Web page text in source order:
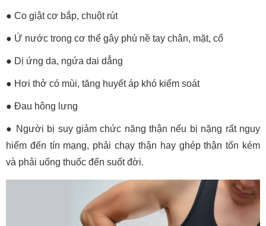
● Co giật cơ bắp, chuột rút
● Ứ nước trong cơ thể gây phù nề tay chân, mặt, cổ
● Dị ứng da, ngứa dai dẳng
● Hơi thở có mùi, tăng huyết áp khó kiểm soát
● Đau hông lưng
● Người bị suy giảm chức năng thận nếu bị nặng rất nguy
hiểm đến tín mạng, phải chạy thận hay ghép thận tốn kém
và phải uống thuốc đến suốt đời.